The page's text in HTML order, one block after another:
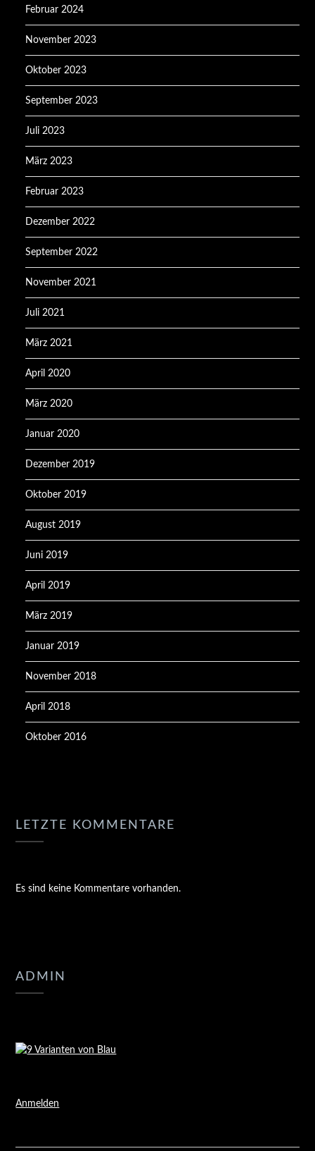
Februar 2024
November 2023
Oktober 2023
September 2023
Juli 2023
März 2023
Februar 2023
Dezember 2022
September 2022
November 2021
Juli 2021
März 2021
April 2020
März 2020
Januar 2020
Dezember 2019
Oktober 2019
August 2019
Juni 2019
April 2019
März 2019
Januar 2019
November 2018
April 2018
Oktober 2016
LETZTE KOMMENTARE
Es sind keine Kommentare vorhanden.
ADMIN
Anmelden